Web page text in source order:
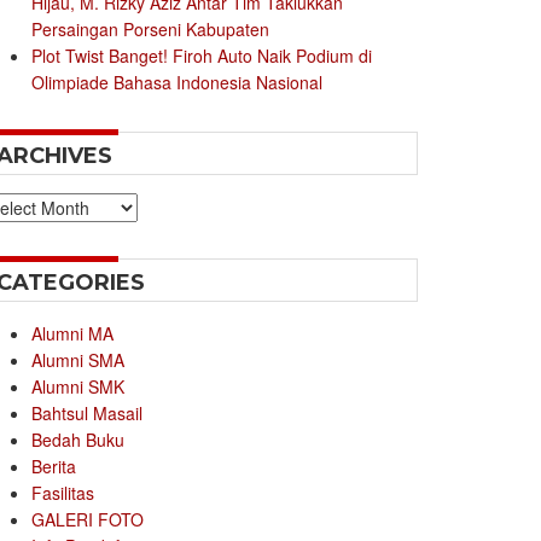
Persaingan Porseni Kabupaten
Plot Twist Banget! Firoh Auto Naik Podium di
Olimpiade Bahasa Indonesia Nasional
Alumni MA
Alumni SMA
Alumni SMK
Bahtsul Masail
Bedah Buku
Berita
Fasilitas
GALERI FOTO